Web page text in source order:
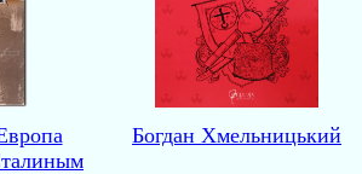
Богдан Хмельницький